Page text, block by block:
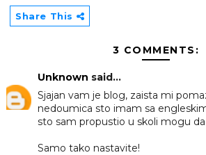
Share This
3 COMMENTS:
Unknown said...
Sjajan vam je blog, zaista mi
nedoumica sto imam sa
sto sam propustio u skoli mogu
Samo tako nastavite!